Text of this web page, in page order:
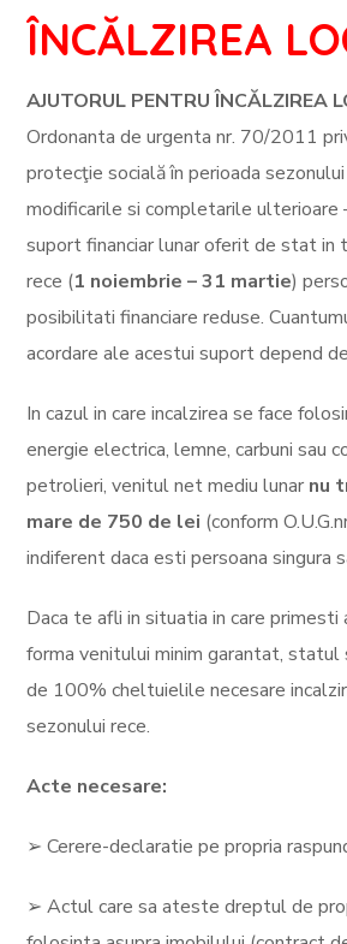
ÎNCĂLZIREA
AJUTORUL PENTRU ÎNCĂLZIREA
Ordonanta de urgenta nr. 70/2011
protecţie socială în perioada sezonului
modificarile si completarile ulterioare
suport financiar lunar oferit de stat in
rece (1 noiembrie – 31 martie)
posibilitati financiare reduse.
acordare ale acestui suport depend
In cazul in care incalzirea se face
energie electrica, lemne, carbuni sau
petrolieri, venitul net mediu lunar nu
mare de 750 de lei (conform
indiferent daca esti persoana singura
Daca te afli in situatia in care primesti
forma venitului minim garantat,
de 100% cheltuielile necesare
sezonului rece.
Acte necesare:
➢ Cerere-declaratie pe propria
➢ Actul care sa ateste dreptul de